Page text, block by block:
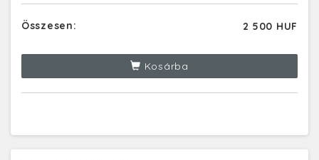
Összesen: 2 500 HUF
Kosárba